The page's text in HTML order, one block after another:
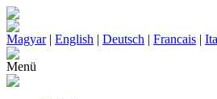
Magyar| English | Deutsch | Francais |
Menü